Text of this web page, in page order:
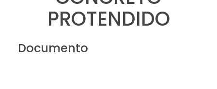
PROTENDIDO
Documento